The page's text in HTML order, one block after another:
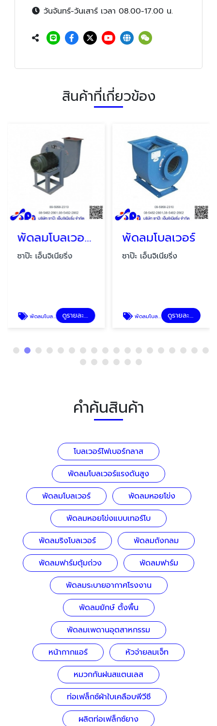
วันจันทร์-วันเสาร์ เวลา 08.00-17.00 น.
สินค้าที่เกี่ยวข้อง
พัดลมโบลเวอร์แรงดันสูง
ซาป๊ะ เอ็นจิเนียริ่ง
พัดลมโบลเวอร์แรงดันสูง ดูรายละเอียด
พัดลมโบลเวอร์
ซาป๊ะ เอ็นจิเนียริ่ง
พัดลมโบลเวอร์ ดูรายละเอียด
คำค้นสินค้า
โบลเวอร์ไฟเบอร์กลาส
พัดลมโบลเวอร์แรงดันสูง
พัดลมโบลเวอร์
พัดลมหอยโข่ง
พัดลมหอยโข่งแบบเทอร์โบ
พัดลมริงโบลเวอร์
พัดลมถังกลม
พัดลมฟาร์มตุ้มถ่วง
พัดลมฟาร์ม
พัดลมระบายอากาศโรงงาน
พัดลมยักษ์ ตั้งพื้น
พัดลมเพดานอุตสาหกรรม
หน้ากากแอร์
หัวจ่ายลมเจ็ท
หมวกกันฝนสแตนเลส
ท่อเฟล็กซ์ผ้าใบเคลือบพีวีซี
ผลิตท่อเฟล็กซ์ยาง